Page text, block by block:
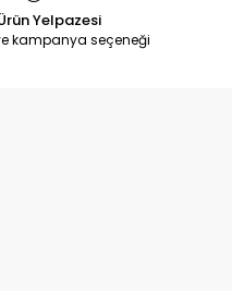
Yelpazesi
kampanya seçeneği